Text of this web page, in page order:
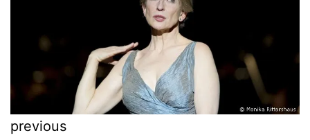
previous